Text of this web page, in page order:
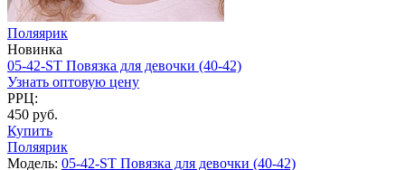
Поляярик
Новинка
05-42-ST Повязка для девочки (40-42)
Узнать оптовую цену
РРЦ:
450 руб.
Купить
Поляярик
Модель: 05-42-ST Повязка для девочки (40-42)